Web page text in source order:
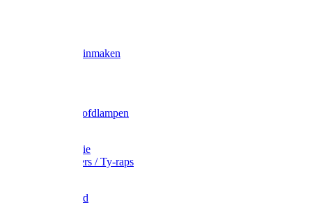
Wecken & inmaken
Zak- & Hoofdlampen
Tape en folie
Kabelbinders / Ty-raps
Metselkoord